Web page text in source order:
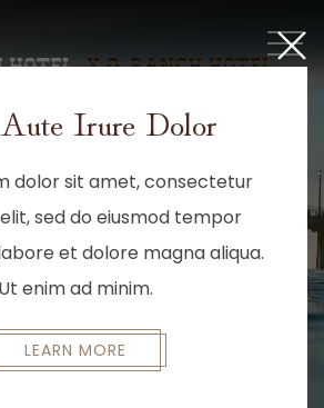
Close
Irure Dolor
dolor sit amet, consectetur
sed do eiusmod tempor
et dolore magna aliqua.
Ut enim ad minim.
LEARN MORE